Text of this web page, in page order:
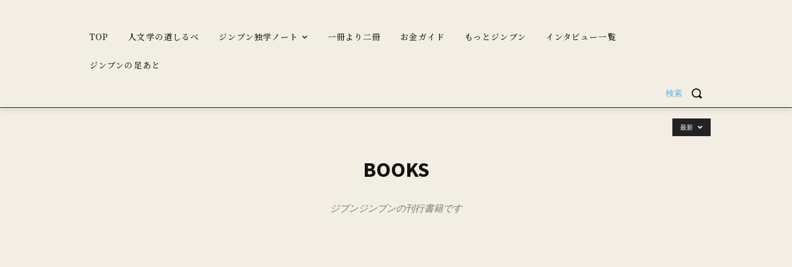
TOP 人文学の道しるべ ジンブン独学ノート 一冊より二冊 お金ガイド もっとジンブン インタビュー一覧
ジンブンの足あと
検索
BOOKS
ジブンジンブンの刊行書籍です
最新